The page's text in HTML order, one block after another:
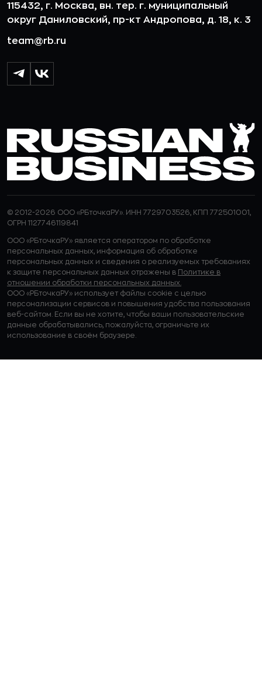
115432, г. Москва, вн. тер. г. муниципальный
округ Даниловский, пр-кт Андропова, д. 18, к. 3
team@rb.ru
© 2012-2026 ООО «РБточкаРУ». ИНН 7729703526, КПП 772501001,
ОГРН 1127746119841
ООО «РБточкаРУ» является оператором по обработке
персональных данных, информация об обработке
персональных данных и сведения о реализуемых требованиях
к защите персональных данных отражены в Политике в
отношении обработки персональных данных.
ООО «РБточкаРУ» использует файлы cookie с целью
персонализации сервисов и повышения удобства пользования
веб-сайтом. Если вы не хотите, чтобы ваши пользовательские
данные обрабатывались, пожалуйста, ограничьте их
использование в своём браузере.